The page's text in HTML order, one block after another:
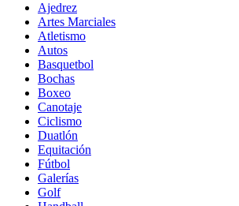
Ajedrez
Artes Marciales
Atletismo
Autos
Basquetbol
Bochas
Boxeo
Canotaje
Ciclismo
Duatlón
Equitación
Fútbol
Galerías
Golf